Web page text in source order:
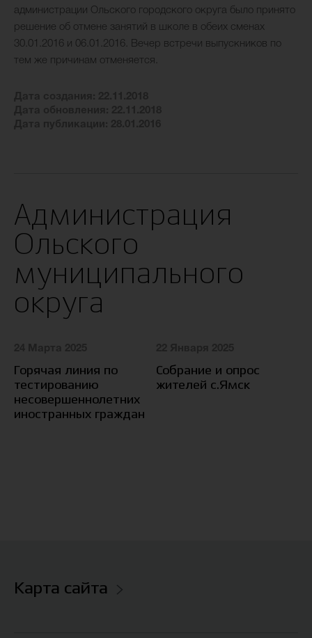
администрации Ольского городского округа было принято
решение об отмене занятий в школе в обеих сменах
30.01.2016 и 06.01.2016. Вечер встречи выпускников по
тем же причинам отменяется.
Администрация
Ольского
муниципального
округа
Горячая линия по
тестированию
несовершеннолетних
иностранных граждан
Собрание и опрос
жителей с.Ямск
Карта сайта